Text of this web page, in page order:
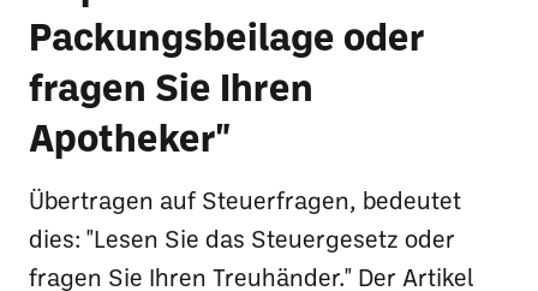
Packungsbeilage oder
fragen Sie Ihren
Apotheker"
Übertragen auf Steuerfragen, bedeutet
dies: "Lesen Sie das Steuergesetz oder
fragen Sie Ihren Treuhänder." Der Artikel